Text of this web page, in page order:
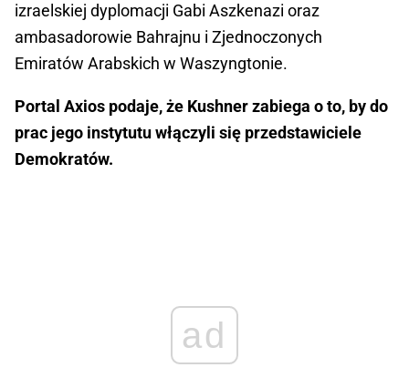
izraelskiej dyplomacji Gabi Aszkenazi oraz
ambasadorowie Bahrajnu i Zjednoczonych
Emiratów Arabskich w Waszyngtonie.
Portal Axios podaje, że Kushner zabiega o to, by do
prac jego instytutu włączyli się przedstawiciele
Demokratów.
ad